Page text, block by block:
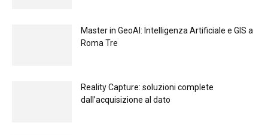
Master in GeoAI: Intelligenza Artificiale e GIS a
Roma Tre
Reality Capture: soluzioni complete
dall’acquisizione al dato